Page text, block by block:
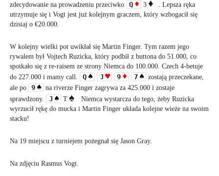
zdecydowanie na prowadzeniu przeciwko
Q 3
. Lepsza ręka
utrzymuje się i Vogt jest już kolejnym graczem, który wzbogacił się
dzisiaj o €20.000.
W kolejny wielki pot uwikłał się Martin Finger. Tym razem jego
rywalem był Vojtech Ruzicka, który podbił z buttona do 51.000, co
spotkało się z re-raisem ze strony Niemca do 100.000. Czech 4-betuje
do 227.000 i mamy call.
Q J 9 7 zostają przeczekane,
ale po
9
na riverze Finger zagrywa za 425.000 i zostaje
sprawdzony.
J T
Niemca wystarcza do tego, żeby Ruzicka
wyrzucił rękę do mucka i Martin Finger układa kolejne wieże na swoim
stacku!
Na 19 miejscu z turniejem pożegnał się Jason Gray.
Na zdjęciu Rasmus Vogt.